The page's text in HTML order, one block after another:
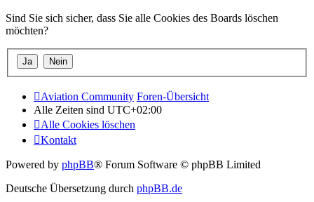
Sind Sie sich sicher, dass Sie alle Cookies des Boards löschen
möchten?
Aviation Community Foren-Übersicht
Alle Zeiten sind UTC+02:00
Alle Cookies löschen
Kontakt
Powered by phpBB® Forum Software © phpBB Limited
Deutsche Übersetzung durch phpBB.de